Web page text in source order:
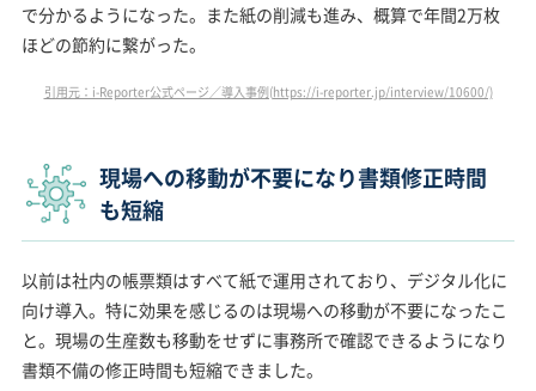
で分かるようになった。また紙の削減も進み、概算で年間2万枚
ほどの節約に繋がった。
引用元：i-Reporter公式ページ／導入事例(https://i-reporter.jp/interview/10600/)
現場への移動が不要になり書類修正時間
も短縮
以前は社内の帳票類はすべて紙で運用されており、デジタル化に
向け導入。特に効果を感じるのは現場への移動が不要になったこ
と。現場の生産数も移動をせずに事務所で確認できるようになり
書類不備の修正時間も短縮できました。